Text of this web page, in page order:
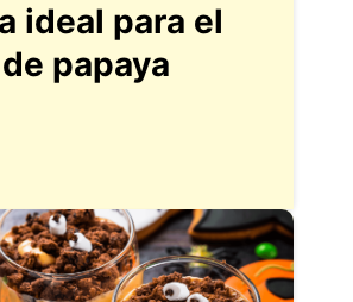
ideal para el
papaya